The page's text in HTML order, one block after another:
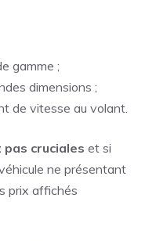
gamme ;
dimensions ;
de vitesse au volant.
cruciales et si
ne présentant
prix affichés